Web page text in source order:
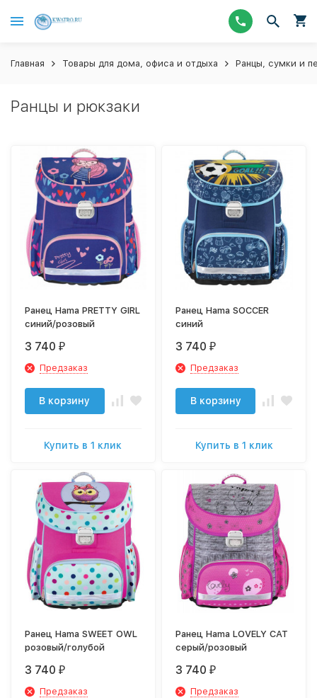
Главная Товары для дома, офиса и отдыха Ранцы, сумки и
Ранцы и рюкзаки
Ранец Hama PRETTY GIRL
синий/розовый
3 740 ₽
Предзаказ
В корзину
Купить в 1 клик
Ранец Hama SOCCER
синий
3 740 ₽
Предзаказ
В корзину
Купить в 1 клик
Ранец Hama SWEET OWL
розовый/голубой
3 740 ₽
Предзаказ
Ранец Hama LOVELY CAT
серый/розовый
3 740 ₽
Предзаказ